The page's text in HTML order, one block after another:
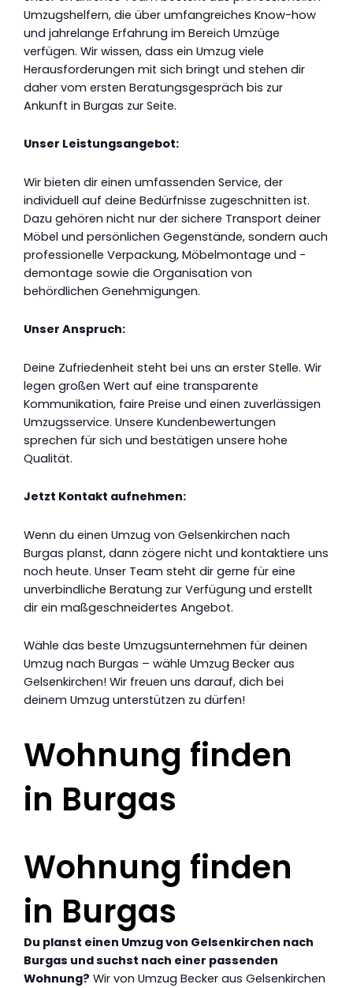
Umzugshelfern, die über umfangreiches Know-how
und jahrelange Erfahrung im Bereich Umzüge
verfügen. Wir wissen, dass ein Umzug viele
Herausforderungen mit sich bringt und stehen dir
daher vom ersten Beratungsgespräch bis zur
Ankunft in Burgas zur Seite.
Unser Leistungsangebot:
Wir bieten dir einen umfassenden Service, der
individuell auf deine Bedürfnisse zugeschnitten ist.
Dazu gehören nicht nur der sichere Transport deiner
Möbel und persönlichen Gegenstände, sondern auch
professionelle Verpackung, Möbelmontage und -
demontage sowie die Organisation von
behördlichen Genehmigungen.
Unser Anspruch:
Deine Zufriedenheit steht bei uns an erster Stelle. Wir
legen großen Wert auf eine transparente
Kommunikation, faire Preise und einen zuverlässigen
Umzugsservice. Unsere Kundenbewertungen
sprechen für sich und bestätigen unsere hohe
Qualität.
Jetzt Kontakt aufnehmen:
Wenn du einen Umzug von Gelsenkirchen nach
Burgas planst, dann zögere nicht und kontaktiere uns
noch heute. Unser Team steht dir gerne für eine
unverbindliche Beratung zur Verfügung und erstellt
dir ein maßgeschneidertes Angebot.
Wähle das beste Umzugsunternehmen für deinen
Umzug nach Burgas – wähle Umzug Becker aus
Gelsenkirchen! Wir freuen uns darauf, dich bei
deinem Umzug unterstützen zu dürfen!
Wohnung finden
in Burgas
Wohnung finden
in Burgas
Du planst einen Umzug von Gelsenkirchen nach
Burgas und suchst nach einer passenden
Wohnung? Wir von Umzug Becker aus Gelsenkirchen